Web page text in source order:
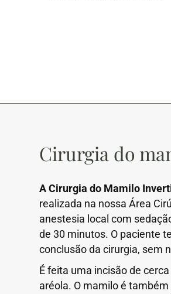
Cirurgia do
A Cirurgia do Mamilo
realizada na nossa Área
anestesia local com
de 30 minutos. O paciente
conclusão da cirurgia, sem
É feita uma incisão de
aréola. O mamilo é